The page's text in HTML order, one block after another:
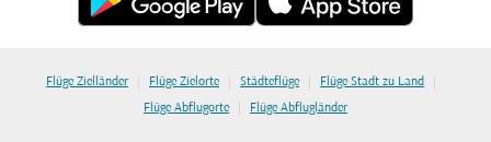
Flüge Zielländer | Flüge Zielorte | Städteflüge | Flüge Stadt zu Land |
Flüge Abflugorte | Flüge Abflugländer